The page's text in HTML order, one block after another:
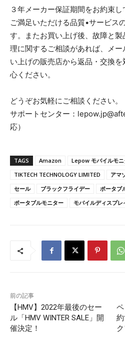
３年メーカー保証期間をお約束
ご満足いただける品質•サービス
す。またお買い上げ後、故障と
理に関するご相談があれば、メ
い上げの販売店から返品・交換
心ください。
どうぞお気軽にご相談ください。
サポートセンター：
応）
TAGS Amazon
Lepow モバイルモニ
TIKTECH TECHNOLOGY LIMITED
アマ
セール
ブラックフライデー
ポータブ
ポータブルモニター
モバイルディスプレ
前の記事
【HMV】2022年最後のセー
ル「HMV WINTER SALE」開
催決定！